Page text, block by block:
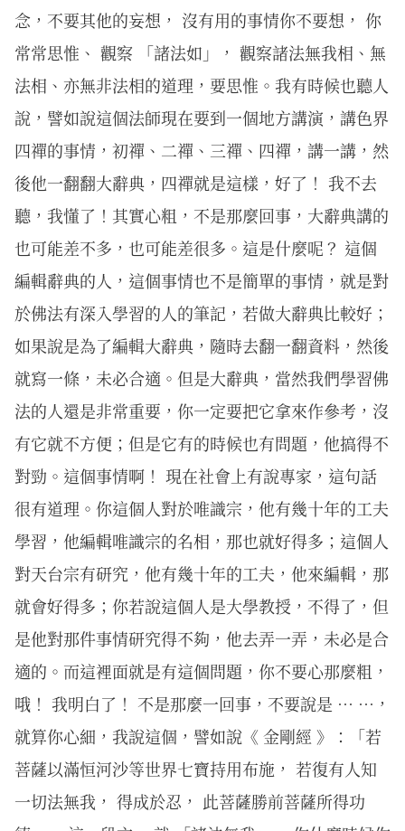
念，不要其他的妄想， 沒有用的事情你不要想， 你
常常思惟、 觀察 「諸法如」， 觀察諸法無我相、無
法相、亦無非法相的道理，要思惟。我有時候也聽人
說，譬如說這個法師現在要到一個地方講演，講色界
四禪的事情，初禪、二禪、三禪、四禪，講一講，然
後他一翻翻大辭典，四禪就是這樣，好了！ 我不去
聽，我懂了！其實心粗，不是那麼回事，大辭典講的
也可能差不多，也可能差很多。這是什麼呢？ 這個
編輯辭典的人，這個事情也不是簡單的事情，就是對
於佛法有深入學習的人的筆記，若做大辭典比較好；
如果說是為了編輯大辭典，隨時去翻一翻資料，然後
就寫一條，未必合適。但是大辭典，當然我們學習佛
法的人還是非常重要，你一定要把它拿來作參考，沒
有它就不方便；但是它有的時候也有問題，他搞得不
對勁。這個事情啊！ 現在社會上有說專家，這句話
很有道理。你這個人對於唯識宗，他有幾十年的工夫
學習，他編輯唯識宗的名相，那也就好得多；這個人
對天台宗有研究，他有幾十年的工夫，他來編輯，那
就會好得多；你若說這個人是大學教授，不得了，但
是他對那件事情研究得不夠，他去弄一弄，未必是合
適的。而這裡面就是有這個問題，你不要心那麼粗，
哦！ 我明白了！ 不是那麼一回事，不要說是 … …，
就算你心細，我說這個，譬如說《 金剛經 》：「若
菩薩以滿恒河沙等世界七寶持用布施， 若復有人知
一切法無我， 得成於忍， 此菩薩勝前菩薩所得功